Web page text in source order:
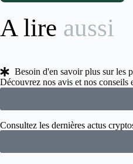
A lire aussi
Besoin d'en savoir plus sur les
Découvrez nos avis et nos conseils
Consultez les dernières actus